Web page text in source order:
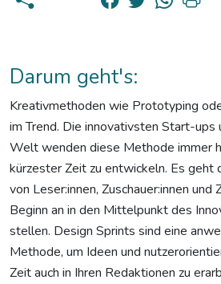
Darum geht's:
Kreativmethoden wie Prototyping
im Trend. Die innovativsten Start-ups
Welt wenden diese Methode immer
kürzester Zeit zu entwickeln. Es geht
von Leser:innen, Zuschauer:innen und
Beginn an in den Mittelpunkt des
stellen. Design Sprints sind eine
Methode, um Ideen und
Zeit auch in Ihren Redaktionen zu